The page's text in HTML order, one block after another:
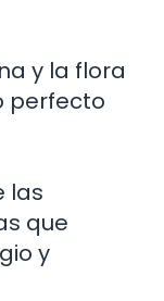
y la flora
perfecto
las
que
y